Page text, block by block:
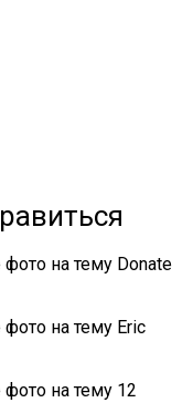
на тему Donate
на тему Eric
на тему 12